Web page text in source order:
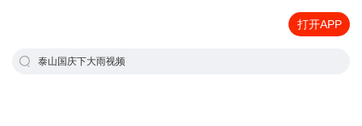
打开APP
泰山国庆下大雨视频